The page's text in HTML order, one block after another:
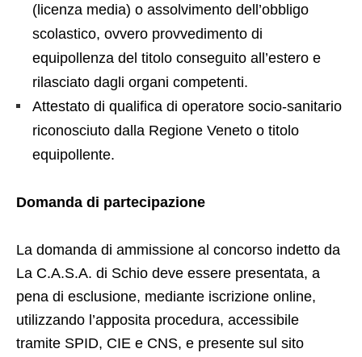
(licenza media) o assolvimento dell’obbligo
scolastico, ovvero provvedimento di
equipollenza del titolo conseguito all’estero e
rilasciato dagli organi competenti.
Attestato di qualifica di operatore socio-sanitario
riconosciuto dalla Regione Veneto o titolo
equipollente.
Domanda di partecipazione
La domanda di ammissione al concorso indetto da
La C.A.S.A. di Schio deve essere presentata, a
pena di esclusione, mediante iscrizione online,
utilizzando l’apposita procedura, accessibile
tramite SPID, CIE e CNS, e presente sul sito